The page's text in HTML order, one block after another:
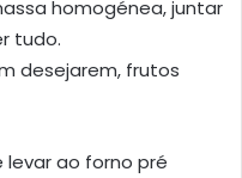
homogénea, juntar
tudo.
desejarem, frutos
ao forno pré